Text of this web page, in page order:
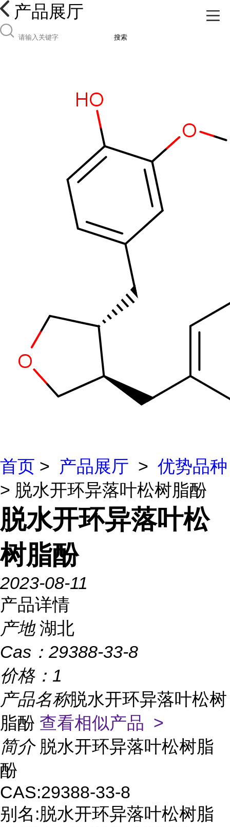
产品展厅
搜索
首页 > 产品展厅 > 优势品种
> 脱水开环异落叶松树脂酚
脱水开环异落叶松
树脂酚
2023-08-11
产品详情
产地 湖北
Cas： 29388-33-8
价格： 1
产品名称脱水开环异落叶松树
脂酚 查看相似产品 >
简介 脱水开环异落叶松树脂
酚
CAS:29388-33-8
别名:脱水开环异落叶松树脂